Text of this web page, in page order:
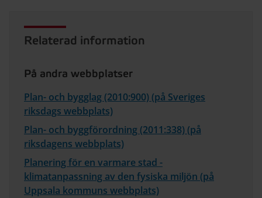
Relaterad information
På andra webbplatser
Plan- och bygglag (2010:900) (på Sveriges
riksdags webbplats)
Plan- och byggförordning (2011:338) (på
riksdagens webbplats)
Planering för en varmare stad -
klimatanpassning av den fysiska miljön (på
Uppsala kommuns webbplats)